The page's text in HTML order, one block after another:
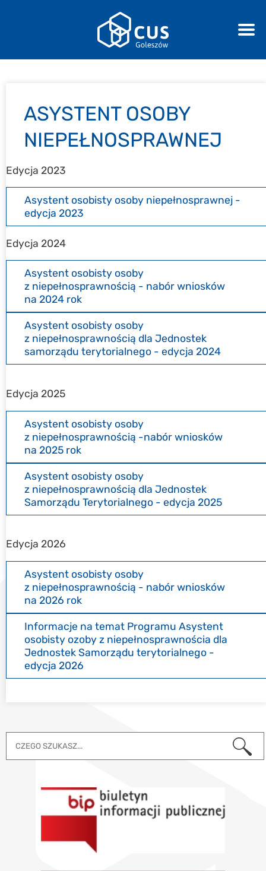
ASYSTENT OSOBY
NIEPEŁNOSPRAWNEJ
Edycja 2023
Asystent osobisty osoby niepełnosprawnej -
edycja 2023
Edycja 2024
Asystent osobisty osoby
z niepełnosprawnością - nabór wniosków
na 2024 rok
Asystent osobisty osoby
z niepełnosprawnością dla Jednostek
samorządu terytorialnego - edycja 2024
Edycja 2025
Asystent osobisty osoby
z niepełnosprawnością -nabór wniosków
na 2025 rok
Asystent osobisty osoby
z niepełnosprawnością dla Jednostek
Samorządu Terytorialnego - edycja 2025
Edycja 2026
Asystent osobisty osoby
z niepełnosprawnością - nabór wniosków
na 2026 rok
Informacje na temat Programu Asystent
osobisty ozoby z niepełnosprawnościa dla
Jednostek Samorządu terytorialnego -
edycja 2026